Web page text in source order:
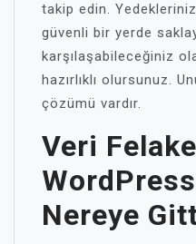
takip edin.
güvenli bir yerde
karşılaşabileceğiniz
hazırlıklı olursunuz.
çözümü vardır.
Veri
Nereye